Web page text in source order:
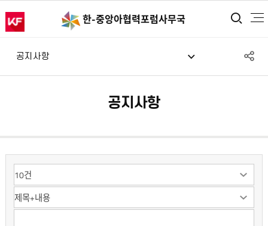
한-중앙아협력포럼사무국 통
공지사항
공지사항